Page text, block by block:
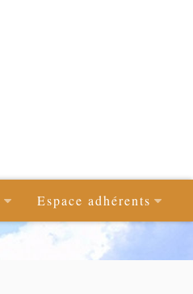
Espace adhérents